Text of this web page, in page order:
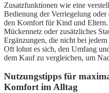
Zusatzfunktionen wie eine
Bedienung der Verriegelung
den Komfort für Kind und
Mückennetz oder zusätzliches
Ergänzungen, die nicht bei
Oft lohnt es sich, den Umfang
dem Kauf zu vergleichen, um
Nutzungstipps für
Komfort im Alltag